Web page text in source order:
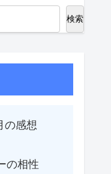
検索
感想
の相性